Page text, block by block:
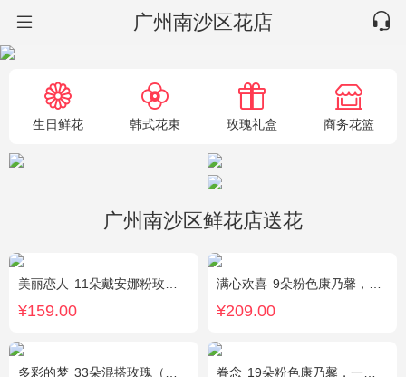
广州南沙区花店
生日鲜花 韩式花束 玫瑰礼盒 商务花篮
广州南沙区鲜花店送花
美丽恋人 11朵戴安娜粉玫瑰，粉色满天星、尤加利绿叶搭配
¥159.00
满心欢喜 9朵粉色康乃馨，2朵粉玫瑰，桔梗、满天星、绿叶搭配
¥209.00
多彩的梦 33朵混搭玫瑰（香槟玫瑰+粉玫瑰+白玫瑰），配花、绿叶搭配 眷念 19朵粉色康乃馨，一条灯带，满天星、绿叶搭配